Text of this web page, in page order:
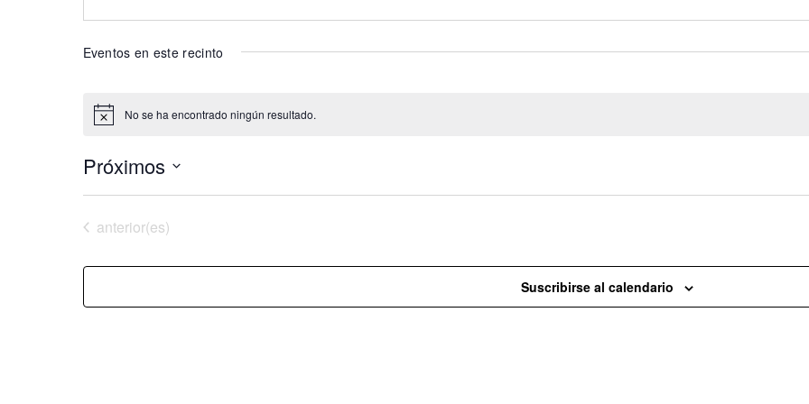
Eventos en este recinto
Aviso No se ha encontrado ningún resultado.
Próximos
Selecciona
fecha.
Eventos
anterior(es)
Suscribirse al calendario